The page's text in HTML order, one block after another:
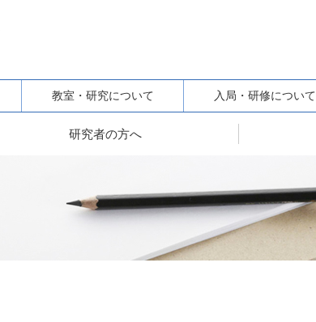
教室・研究について 入局・研修について
研究者の方へ